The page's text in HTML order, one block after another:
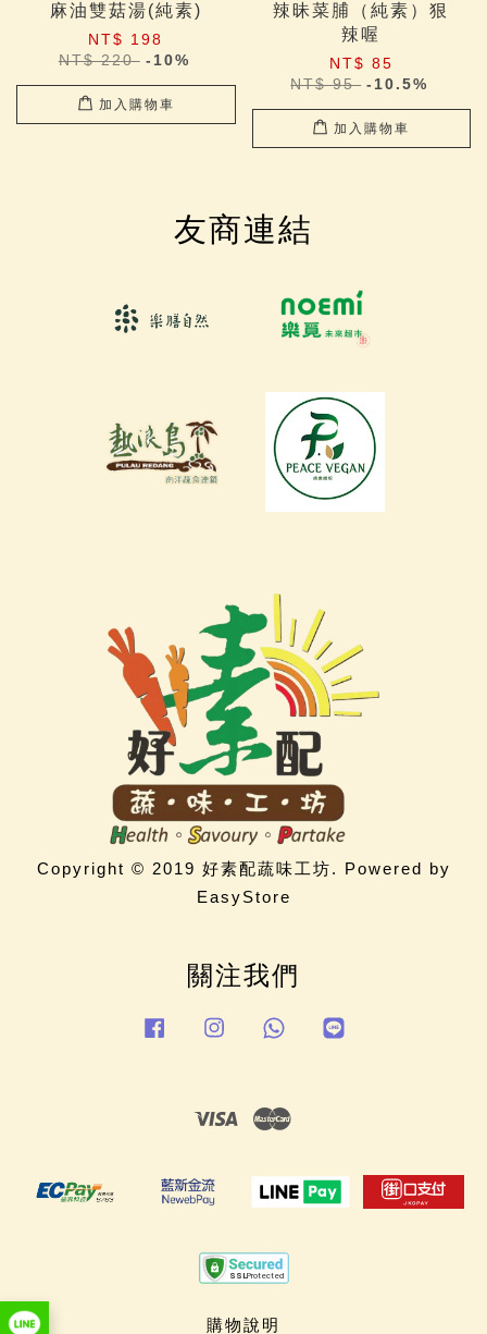
麻油雙菇湯(純素)
NT$ 198
NT$ 220 -10%
加入購物車
辣昧菜脯（純素）狠
辣喔
NT$ 85
NT$ 95 -10.5%
加入購物車
友商連結
Copyright © 2019 好素配蔬味工坊. Powered by
EasyStore
關注我們
FacebookInstagramWhatsapp
Visa
購物說明